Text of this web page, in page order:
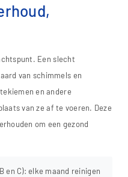
Een slecht
van schimmels en
en andere
van ze af te voeren. Deze
om een gezond
en C): elke maand reinigen